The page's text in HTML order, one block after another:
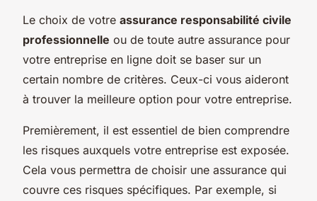
Le choix de votre assurance responsabilité civile
professionnelle ou de toute autre assurance pour
votre entreprise en ligne doit se baser sur un
certain nombre de critères. Ceux-ci vous aideront
à trouver la meilleure option pour votre entreprise.
Premièrement, il est essentiel de bien comprendre
les risques auxquels votre entreprise est exposée.
Cela vous permettra de choisir une assurance qui
couvre ces risques spécifiques. Par exemple, si